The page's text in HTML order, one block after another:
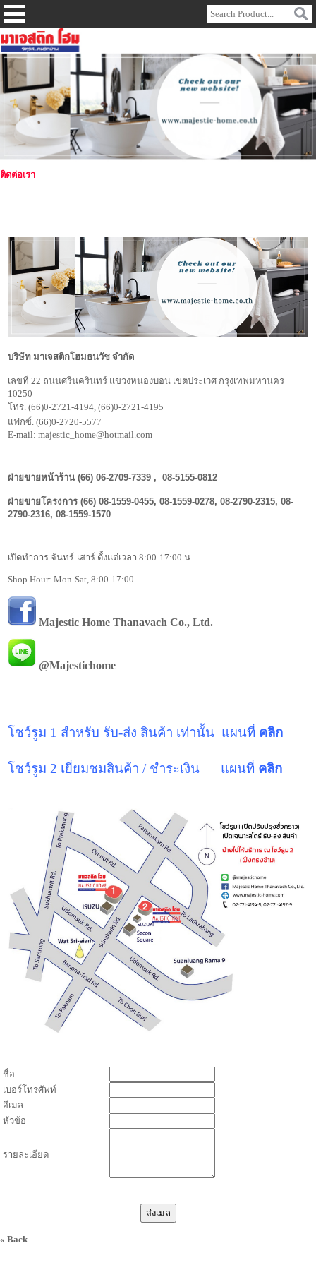
ติดต่อเรา
บริษัท มาเจสติกโฮมธนวัช จำกัด
เลขที่ 22 ถนนศรีนครินทร์ แขวงหนองบอน เขตประเวศ กรุงเทพมหานคร
10250
โทร. (66)0-2721-4194, (66)0-2721-4195
แฟกซ์. (66)0-2720-5577
E-mail:majestic_home@hotmail.com
ฝ่ายขายหน้าร้าน (66)06-2709-7339 ,08-5155-0812
ฝ่ายขายโครงการ (66)08-1559-0455,08-1559-0278,08-2790-2315,08-
2790-2316,08-1559-1570
เปิดทำการ จันทร์-เสาร์ ตั้งแต่เวลา 8:00-17:00 น.
Shop Hour: Mon-Sat, 8:00-17:00
Majestic Home Thanavach Co., Ltd.
@Majestichome
โชว์รูม 1 สำหรับ รับ-ส่ง สินค้า เท่านั้น แผนที่ คลิก
โชว์รูม 2 เยี่ยมชมสินค้า / ชำระเงิน แผนที่ คลิก
ชื่อ
เบอร์โทรศัพท์
อีเมล
หัวข้อ
รายละเอียด
« Back